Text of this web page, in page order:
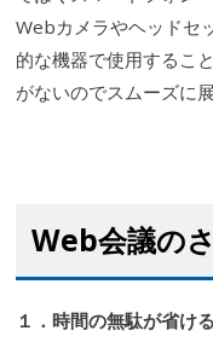
Webカメラやヘッドセ
的な機器で使用するこ
がないのでスムーズに
Web会議の
１．時間の無駄が省ける